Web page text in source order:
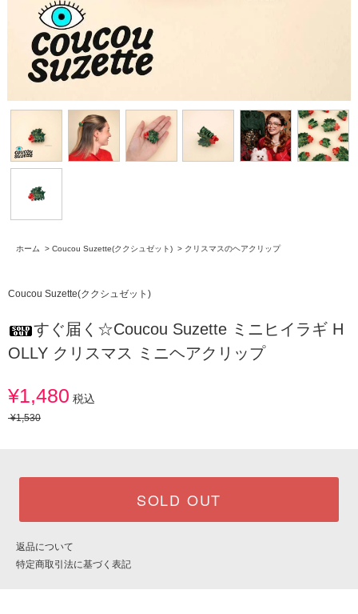
ホーム > Coucou Suzette(ククシュゼット) > クリスマスのヘアクリップ
Coucou Suzette(ククシュゼット)
すぐ届く☆Coucou Suzette ミニヒイラギ H
OLLY クリスマス ミニヘアクリップ
¥1,480 税込
¥1,530
SOLD OUT
返品について
特定商取引法に基づく表記